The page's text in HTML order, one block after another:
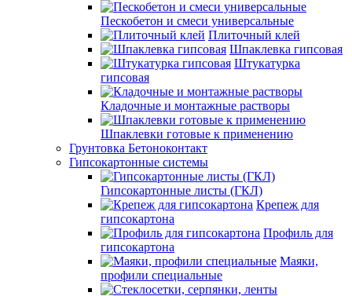
Пескобетон и смеси универсальные
Плиточный клей
Шпаклевка гипсовая
Штукатурка
гипсовая
Кладочные и монтажные растворы
Шпаклевки готовые к применению
Грунтовка Бетоноконтакт
Гипсокартонные системы
Гипсокартонные листы (ГКЛ)
Крепеж для
гипсокартона
Профиль для
гипсокартона
Маяки,
профили специальные